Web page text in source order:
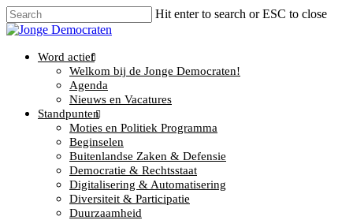
Hit enter to search or ESC to close
Word actief
Welkom bij de Jonge Democraten!
Agenda
Nieuws en Vacatures
Standpunten
Moties en Politiek Programma
Beginselen
Buitenlandse Zaken & Defensie
Democratie & Rechtsstaat
Digitalisering & Automatisering
Diversiteit & Participatie
Duurzaamheid